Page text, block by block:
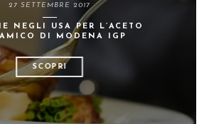
27 SETTEMBRE 2017
NEGLI USA PER L’ACETO
DI MODENA IGP
SCOPRI